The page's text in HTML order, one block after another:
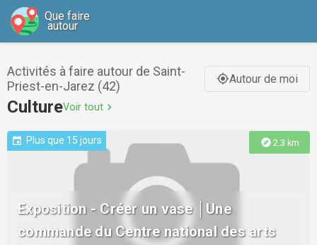
Que faire
autour
Activités à faire autour de Saint-
Priest-en-Jarez (42)
gps_fixedAutour de moi
CultureVoir tout chevron_right
explore 2.3 km
event Plus que 15 jours
Exposition - Créer un vase │Une
commande du Centre national des arts